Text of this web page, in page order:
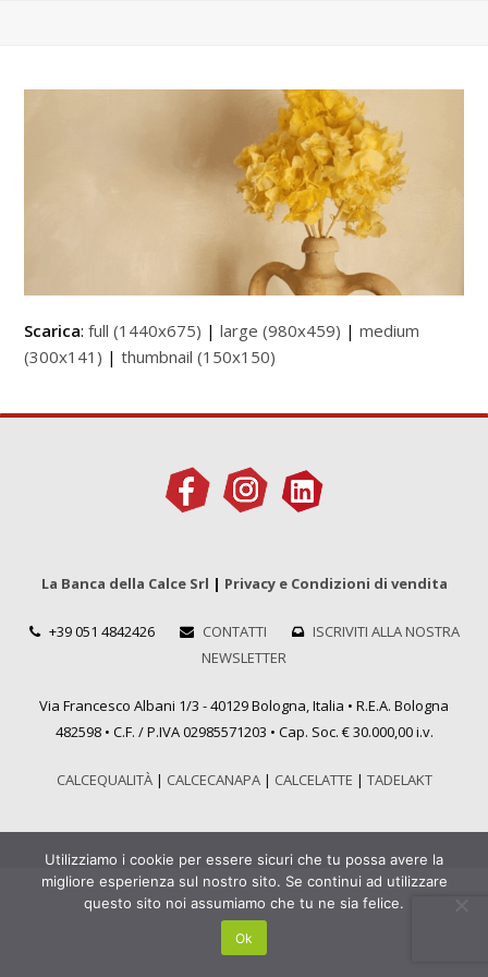
Scarica:full (1440x675) |large (980x459) |medium
(300x141) |thumbnail (150x150)
La Banca della Calce Srl | Privacy e Condizioni di vendita
+39 051 4842426 CONTATTI
ISCRIVITI ALLA NOSTRA
NEWSLETTER
Via Francesco Albani 1/3 - 40129 Bologna, Italia • R.E.A. Bologna
482598 • C.F. / P.IVA 02985571203 • Cap. Soc. € 30.000,00 i.v.
CALCEQUALITÀ| CALCECANAPA| CALCELATTE | TADELAKT
Utilizziamo i cookie per essere sicuri che tu possa avere la
migliore esperienza sul nostro sito. Se continui ad utilizzare
questo sito noi assumiamo che tu ne sia felice.
Ok